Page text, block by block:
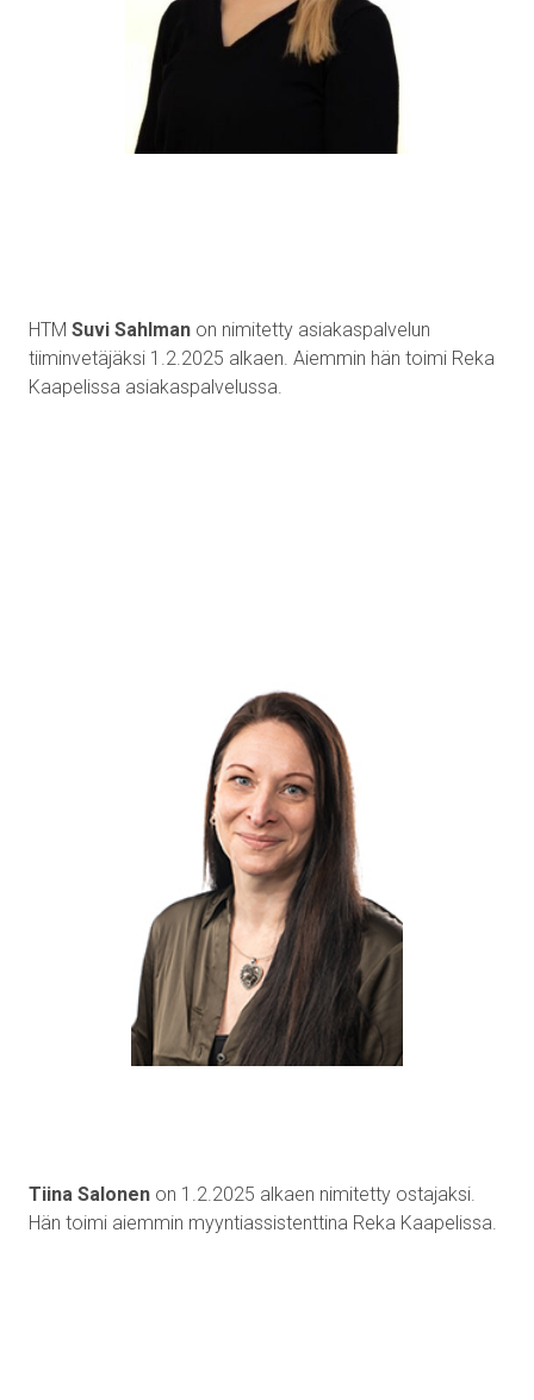
HTM Suvi Sahlman on nimitetty asiakaspalvelun
tiiminvetäjäksi 1.2.2025 alkaen. Aiemmin hän toimi Reka
Kaapelissa asiakaspalvelussa.
Tiina Salonen on 1.2.2025 alkaen nimitetty ostajaksi.
Hän toimi aiemmin myyntiassistenttina Reka Kaapelissa.